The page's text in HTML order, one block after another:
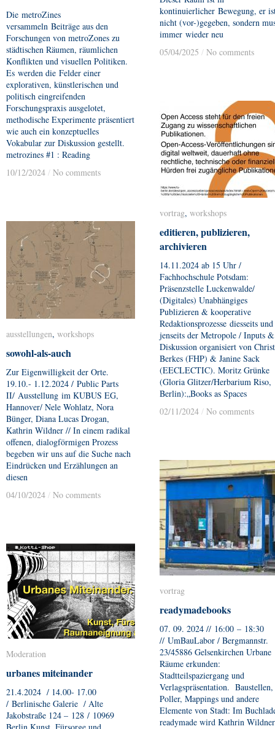
kontinuierlicher Bewegung, er
nicht (vor-)gegeben, sondern
immer wieder neu
05/04/2025 / No comments
05/04/2025 / No comments
Die metroZines
versammeln Beiträge aus den
Forschungen von metroZones zu
städtischen Räumen, räumlichen
Konflikten und visuellen Politiken.
Es werden die Felder einer
explorativen, künstlerischen und
politisch eingreifenden
Forschungspraxis ausgelotet,
methodische Experimente präsentiert
wie auch ein konzeptuelles
Vokabular zur Diskussion gestellt.
metrozines #1 : Reading
10/12/2024 / No comments
10/12/2024 / No comments
vortrag, workshops
editieren, publizieren,
archivieren
14.11.2024 ab 15 Uhr /
Fachhochschule Potsdam:
Präsenzstelle Luckenwalde/
(Digitales) Unabhängiges
Publizieren & kooperative
Redaktionsprozesse diesseits und
jenseits der Metropole / Inputs &
Diskussion organisiert von
Berkes (FHP) & Janine Sack
(EECLECTIC). Moritz Grünke
(Gloria Glitzer/Herbarium Riso,
Berlin):„Books as Spaces
02/11/2024 / No comments
vortrag workshops
editieren, publizieren,
archivieren
02/11/2024 / No comments
ausstellungen, workshops
sowohl-als-auch
Zur Eigenwilligkeit der Orte.
19.10.- 1.12.2024 / Public Parts
II/ Ausstellung im KUBUS EG,
Hannover/ Nele Wohlatz, Nora
Bünger, Diana Lucas Drogan,
Kathrin Wildner // In einem radikal
offenen, dialogförmigen Prozess
begeben wir uns auf die Suche nach
Eindrücken und Erzählungen an
diesen
04/10/2024 / No comments
ausstellungen workshops
sowohl-als-auch
04/10/2024 / No comments
vortrag
readymadebooks
07. 09. 2024 // 16:00 – 18:30
// UmBauLabor / Bergmannstr.
23/45886 Gelsenkirchen Urbane
Räume erkunden:
Stadtteilspaziergang und
Verlagspräsentation. Baustellen,
Poller, Mappings und andere
Elemente von Stadt: Im
readymade wird Kathrin Wildner
vortrag
readymadebooks
Moderation
urbanes miteinander
21.4.2024 / 14.00- 17.00
/ Berlinische Galerie / Alte
Jakobstraße 124 – 128 / 10969
Moderation
urbanes miteinander